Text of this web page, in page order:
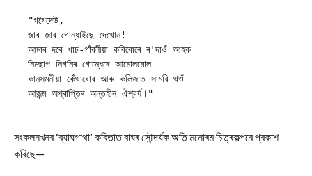
"গগৈদেউ,
জাৰ জাৰ গোন্ধাইছে দেখোন!
আমাৰ দৰে খাচ-গাঁৱলীয়া কবিবোৰে ৰ'দাওঁ আহক
নিমছাপ-নিগনিৰ গোন্ধেৰে আমোলমোল
কানসমনীয়া কেঁথাবোৰ আৰু কলিজাত সামৰি থওঁ
আজন্ম অপ্ৰাপ্তিৰ অন্তহীন ঐশ্বৰ্য।"
সংকলনখনৰ ‘ব্যাঘগাথা’ কবিতাত বাঘৰ সৌন্দৰ্যক অতি মনোৰম চিত্ৰকল্পৰে প্ৰকাশ
কৰিছে—